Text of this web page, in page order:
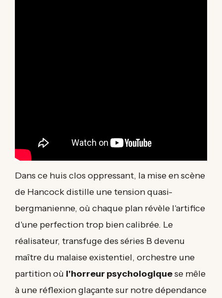
Dans ce huis clos oppressant, la mise en scène
de Hancock distille une tension quasi-
bergmanienne, où chaque plan révèle l'artifice
d'une perfection trop bien calibrée. Le
réalisateur, transfuge des séries B devenu
maître du malaise existentiel, orchestre une
partition où l'horreur psychologiquese mêle
à une réflexion glaçante sur notre dépendance